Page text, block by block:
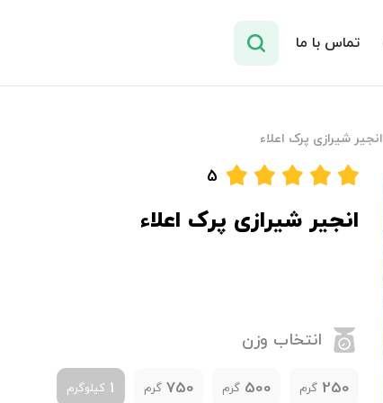
تماس با ما
انجیر شیرازی پرک اعلاء
5
انجیر شیرازی پرک اعلاء
انتخاب وزن
250 گرم 500 گرم 750 گرم 1 کیلوگرم